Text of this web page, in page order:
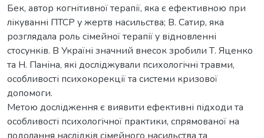
Бек, автор когнітивної терапії, яка є ефективною при
лікуванні ПТСР у жертв насильства; В. Сатир, яка
розглядала роль сімейної терапії у відновленні
стосунків. В Україні значний внесок зробили Т. Яценко
та Н. Паніна, які досліджували психологічні травми,
особливості психокорекції та системи кризової
допомоги.
Метою дослідження є виявити ефективні підходи та
особливості психологічної практики, спрямованої на